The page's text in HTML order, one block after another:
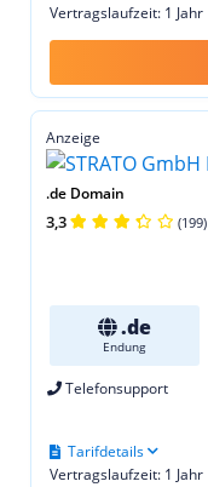
Vertragslaufzeit: 1 Jahr
Anzeige
.de Domain
3,3 (199)
.de
Endung
Telefonsupport
Vertragslaufzeit: 1 Jahr
Tarifdetails